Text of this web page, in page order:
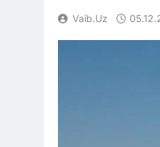
Vaib.uz